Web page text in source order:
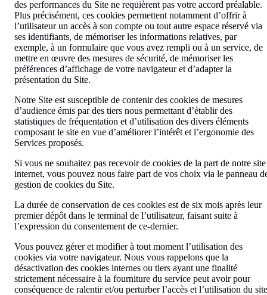
des performances du Site ne requièrent pas votre accord préalable.
Plus précisément, ces cookies permettent notamment d’offrir à
l’utilisateur un accès à son compte ou tout autre espace réservé via
ses identifiants, de mémoriser les informations relatives, par
exemple, à un formulaire que vous avez rempli ou à un service, de
mettre en œuvre des mesures de sécurité, de mémoriser les
préférences d’affichage de votre navigateur et d’adapter la
présentation du Site.
Notre Site est susceptible de contenir des cookies de mesures
d’audience émis par des tiers nous permettant d’établir des
statistiques de fréquentation et d’utilisation des divers éléments
composant le site en vue d’améliorer l’intérêt et l’ergonomie des
Services proposés.
Si vous ne souhaitez pas recevoir de cookies de la part de notre site
internet, vous pouvez nous faire part de vos choix via le panneau
gestion de cookies du Site.
La durée de conservation de ces cookies est de six mois après leur
premier dépôt dans le terminal de l’utilisateur, faisant suite à
l’expression du consentement de ce-dernier.
Vous pouvez gérer et modifier à tout moment l’utilisation des
cookies via votre navigateur. Nous vous rappelons que la
désactivation des cookies internes ou tiers ayant une finalité
strictement nécessaire à la fourniture du service peut avoir pour
conséquence de ralentir et/ou perturber l’accès et l’utilisation du